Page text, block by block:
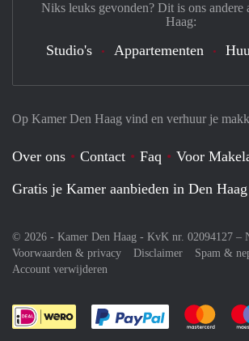
Op Kamer Den Haag vind en verhuur je
Over ons Contact Faq Voor
Gratis je Kamer aanbieden in Den Haag
© 2026 - Kamer Den Haag - KvK nr. 02094127 –
Voorwaarden & privacy
Disclaimer
Spam &
Account verwijderen
Je rekent Je
Niks leuks gevonden? Dit is ons andere
Haag:
Studio's Appartementen